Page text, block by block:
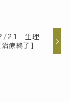
21 生理
療終了]